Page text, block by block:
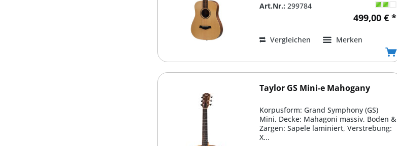
Art.Nr.: 299784
499,00 € *
Vergleichen Merken
Taylor GS Mini-e Mahogany
Korpusform: Grand Symphony (GS)
Mini, Decke: Mahagoni massiv, Boden &
Zargen: Sapele laminiert, Verstrebung:
X...